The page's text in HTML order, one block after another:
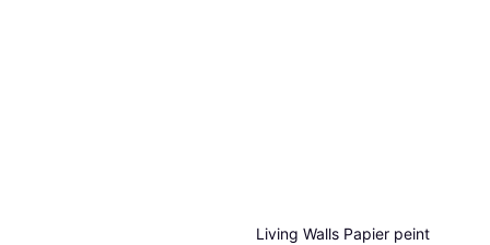
Living Walls Papier peint